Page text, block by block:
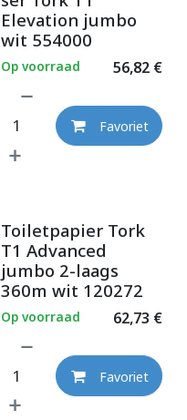
Elevation jumbo
wit 554000
56,82€
Op voorraad
Favoriet
Toiletpapier Tork
T1 Advanced
jumbo 2-laags
360m wit 120272
62,73 €
Op voorraad
Favoriet